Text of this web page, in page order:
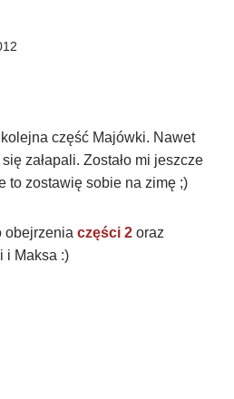
część Majówki. Nawet
załapali. Zostało mi jeszcze
to zostawię sobie na zimę ;)
obejrzenia części 2 oraz
i Maksa :)